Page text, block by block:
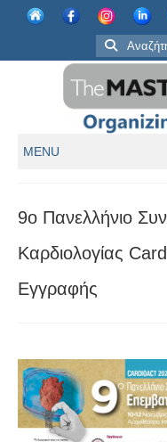
MENU
9ο Πανελλήνιο
Καρδιολογίας
Εγγραφής